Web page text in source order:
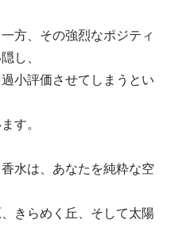
方、その強烈なポジティ
し、
小評価させてしまうとい
す。
水は、あなたを純粋な空
きらめく丘、そして太陽